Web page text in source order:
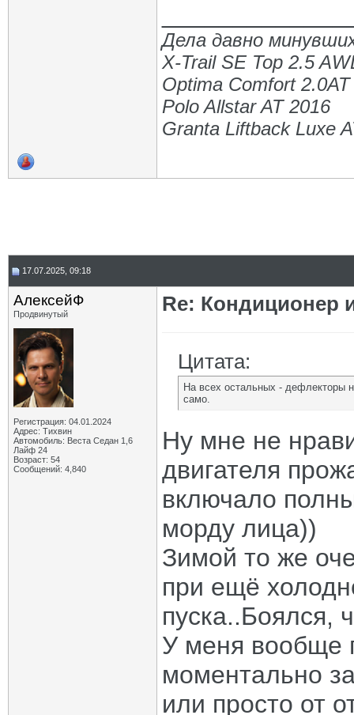
Дела давно
X-Trail SE Top 2.5
Optima Comfort
Polo Allstar AT 2016
Granta Liftback Luxe
17.07.2025, 09:18
АлексейФ
Продвинутый
Регистрация: 04.01.2024
Адрес: Тихвин
Автомобиль: Веста Седан 1,6
Лайф 24
Возраст: 54
Сообщений: 4,840
Re: Кондиционер
Цитата:
На всех остальных - дефлекторы
само.
Ну мне не
двигателя
включало
морду лица))
Зимой то же
при ещё
пуска..Боялся,
У меня вообще
моментально
или просто от